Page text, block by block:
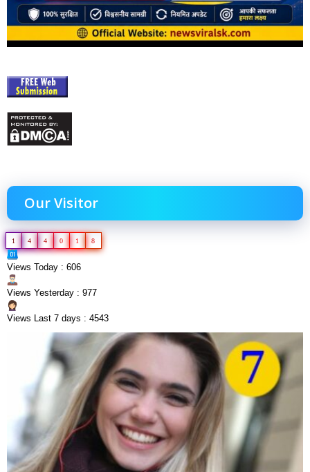
Our Visitor
1 4 4 0 1 8
Views Today : 606
Views Yesterday : 977
Views Last 7 days : 4543